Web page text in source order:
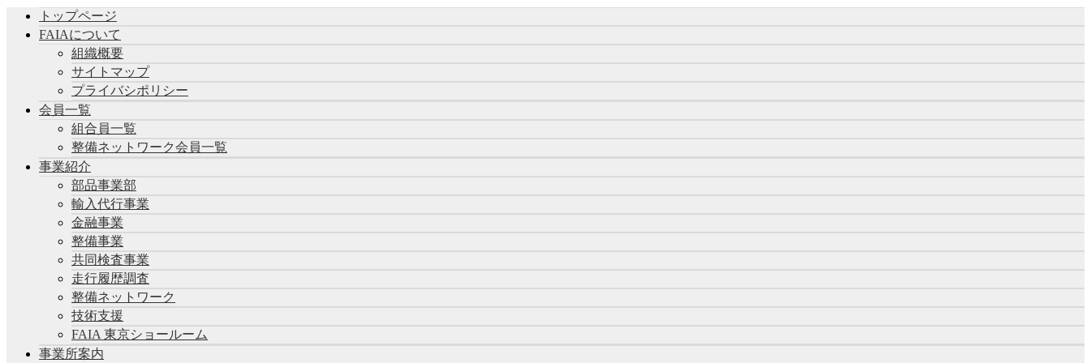
トップページ
FAIAについて
組織概要
サイトマップ
プライバシポリシー
会員一覧
組合員一覧
整備ネットワーク会員一覧
事業紹介
部品事業部
輸入代行事業
金融事業
整備事業
共同検査事業
走行履歴調査
整備ネットワーク
技術支援
FAIA 東京ショールーム
事業所案内